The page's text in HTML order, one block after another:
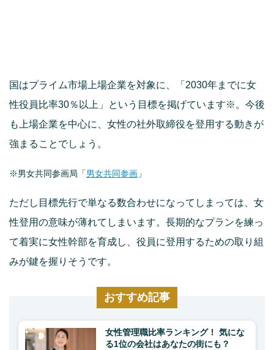
国はプライム市場上場企業を対象に、「2030年までに女
性役員比率30％以上」という目標を掲げています※。今後
も上場企業を中心に、女性の社外取締役を登用する動きが
強まることでしょう。
※男女共同参画局「男女共同参画 」
ただし目標先行で単なる数合わせになってしまっては、女
性登用の意味が薄れてしまいます。長期的なプランを練っ
て着実に女性幹部を育成し、役員に登用するための取り組
みが鍵を握りそうです。
おすすめ記事
女性管理職比率ランキング！ 気にな
る1位の会社はあなたの街にも？